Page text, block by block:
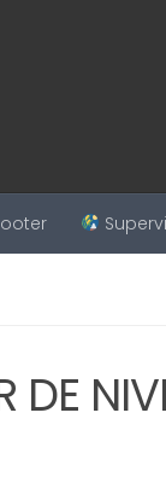
DE